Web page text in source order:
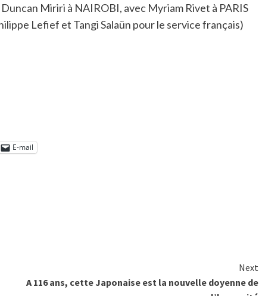
Miriri à NAIROBI, avec Myriam Rivet à PARIS
Lefief et Tangi Salaün pour le service français)
E-mail
Next
A 116 ans, cette Japonaise est la nouvelle doyenne de